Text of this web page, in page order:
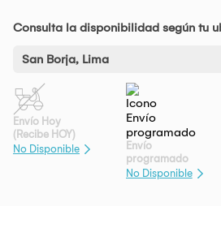
Consulta la disponibilidad según tu
San Borja, Lima
Envío Hoy
(Recibe HOY)
No Disponible
Envío
programado
No Disponible